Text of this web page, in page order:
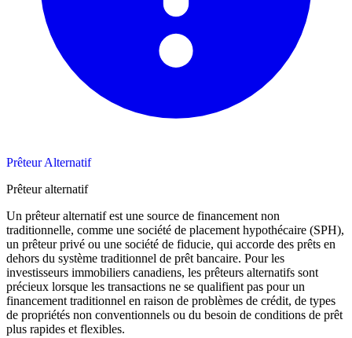
Prêteur Alternatif
Prêteur alternatif
Un prêteur alternatif est une source de financement non
traditionnelle, comme une société de placement hypothécaire (SPH),
un prêteur privé ou une société de fiducie, qui accorde des prêts en
dehors du système traditionnel de prêt bancaire. Pour les
investisseurs immobiliers canadiens, les prêteurs alternatifs sont
précieux lorsque les transactions ne se qualifient pas pour un
financement traditionnel en raison de problèmes de crédit, de types
de propriétés non conventionnels ou du besoin de conditions de prêt
plus rapides et flexibles.